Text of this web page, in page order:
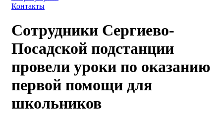
Контакты
Сотрудники Сергиево-
Посадской подстанции
провели уроки по оказанию
первой помощи для
школьников